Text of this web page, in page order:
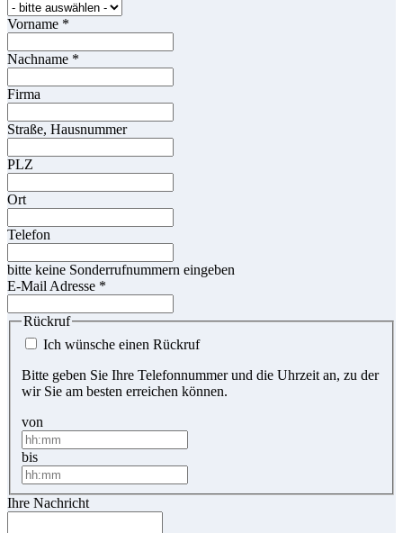
Vorname *
Nachname *
Firma
Straße, Hausnummer
PLZ
Ort
Telefon
bitte keine Sonderrufnummern eingeben
E-Mail Adresse *
Rückruf
Ich wünsche einen Rückruf
Bitte geben Sie Ihre Telefonnummer und die Uhrzeit an, zu der
wir Sie am besten erreichen können.
von
bis
Ihre Nachricht